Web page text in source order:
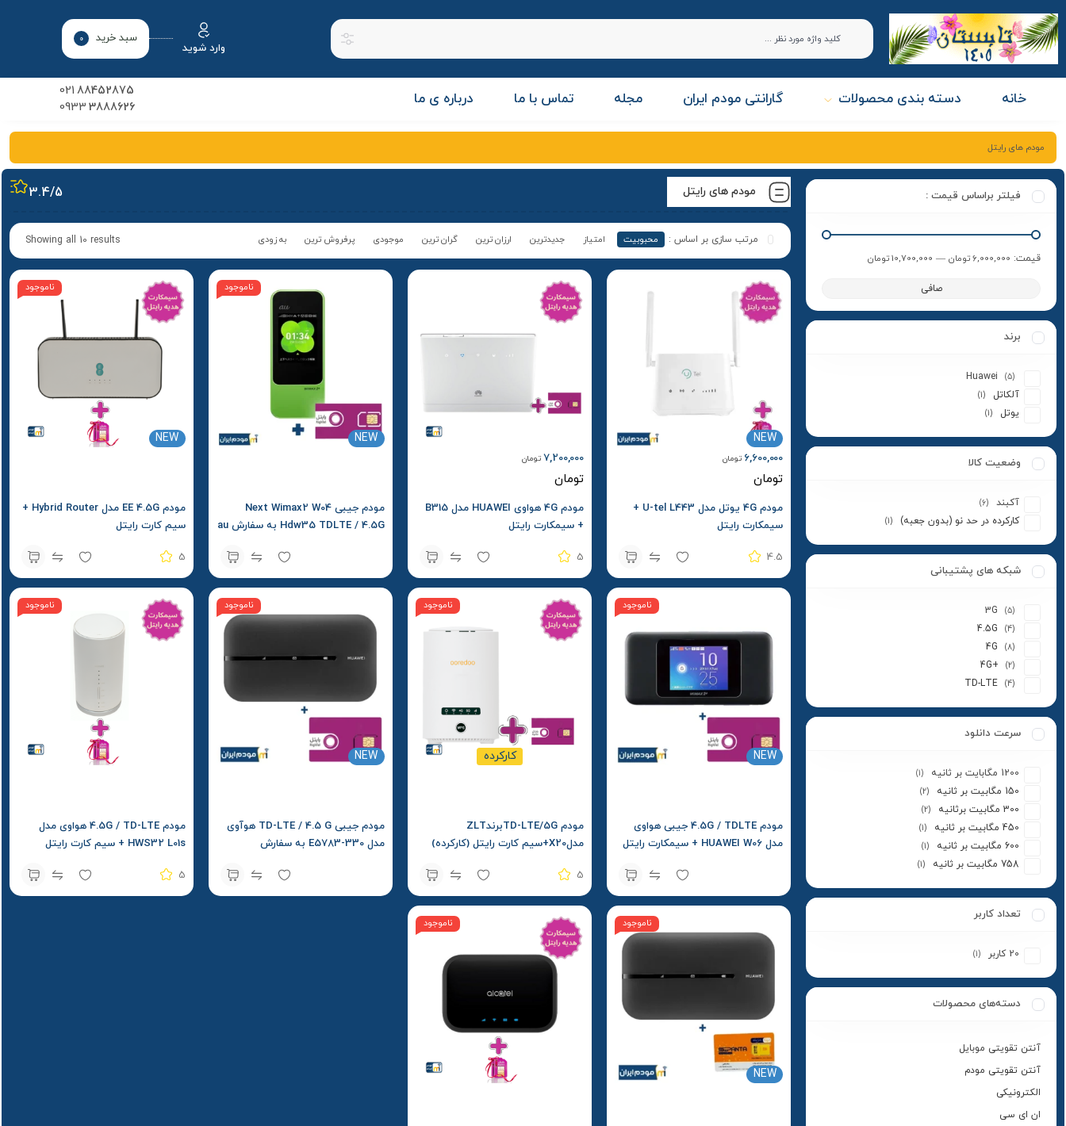
وارد شوید
سبد خرید 0
خانه دسته بندی محصولات گارانتی مودم ایران مجله تماس با ما درباره ی ما 88452875
021
3888626
0933
مودم های رایتل
مودم های رایتل 3.4/5
Showing all 10 results محبوبیت امتیاز جدیدترین ارزان ترین گران ترین موجودی پرفروش ترین به زودی
NEW
6,600,000 تومان
تومان
مودم 4G یوتل مدل U-tel L443 +
سیمکارت رایتل
4.5
7,200,000 تومان
تومان
مودم 4G هواوی HUAWEI مدل B315
+ سیمکارت رایتل
5
ناموجود
NEW
مودم جیبی Next Wimax2 W04
Hdw35 TDLTE / 4.5G به سفارش au
ناموجود
NEW
مودم EE 4.5G مدل Hybrid Router +
سیم کارت رایتل
5
ناموجود
NEW
مودم 4.5G / TDLTE جیبی هواوی
مدل HUAWEI W06 + سیمکارت رایتل
ناموجود
کارکرده
مودم TD-LTE/5GبرندZLT
مدلX20+سیم کارت رایتل (کارکرده)
5
ناموجود
NEW
مودم جیبی TD-LTE / 4.5 G هوآوی
مدل E5783-330 به سفارش
ناموجود
مودم 4.5G / TD-LTE هواوی مدل
HWS32 L01s + سیم کارت رایتل
5
ناموجود
NEW
ناموجود
فیلتر براساس قیمت :
صافی
قيمت: 6,000,000 تومان — 10,700,000 تومان
برند
Huawei (5)
آلکاتل (1)
یوتل (1)
وضعیت کالا
آکبند (6)
کارکرده در حد نو (بدون جعبه) (1)
شبکه های پشتیبانی
3G (5)
4.5G (4)
4G (8)
4G+ (2)
TD-LTE (4)
سرعت دانلود
1200 مگابایت بر ثانیه (1)
150 مگابیت بر ثانیه (2)
300 مگابیت برثانیه (2)
450 مگابیت بر ثانیه (1)
600 مگابیت بر ثانیه (1)
758 مگابیت بر ثانیه (1)
تعداد کاربر
20 کاربر (1)
دسته‌های محصولات
آنتن تقویتی موبایل
آنتن تقویتی مودم
الکترونیکی
ان ای سی